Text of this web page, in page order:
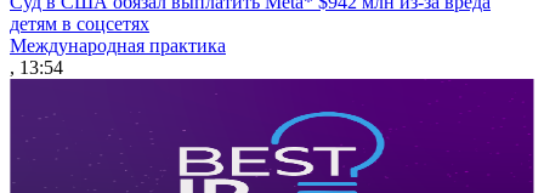
детям в соцсетях
Международная практика
, 13:54